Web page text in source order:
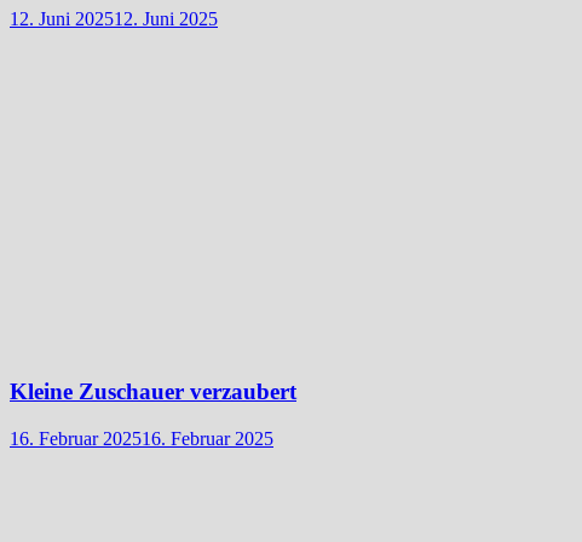
12. Juni 202512. Juni 2025
Kleine Zuschauer verzaubert
16. Februar 202516. Februar 2025